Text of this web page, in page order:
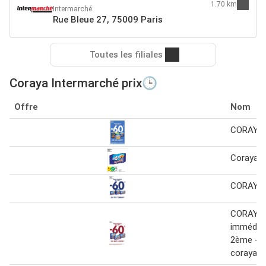
Intermarché
Rue Bleue 27, 75009 Paris
1.70 km
Toutes les filiales
Coraya Intermarché prix🕒
Offre Nom
CORAYA
Coraya
2ème -
coraya